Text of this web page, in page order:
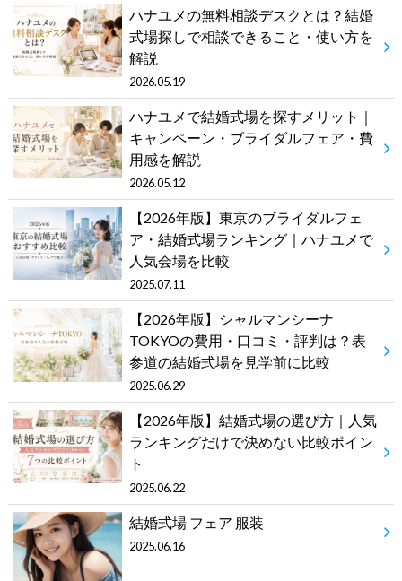
ハナユメの無料相談デスクとは？結婚
式場探しで相談できること・使い方を
解説
2026.05.19
ハナユメで結婚式場を探すメリット｜
キャンペーン・ブライダルフェア・費
用感を解説
2026.05.12
【2026年版】東京のブライダルフェ
ア・結婚式場ランキング｜ハナユメで
人気会場を比較
2025.07.11
【2026年版】シャルマンシーナ
TOKYOの費用・口コミ・評判は？表
参道の結婚式場を見学前に比較
2025.06.29
【2026年版】結婚式場の選び方｜人気
ランキングだけで決めない比較ポイン
ト
2025.06.22
結婚式場 フェア 服装
2025.06.16